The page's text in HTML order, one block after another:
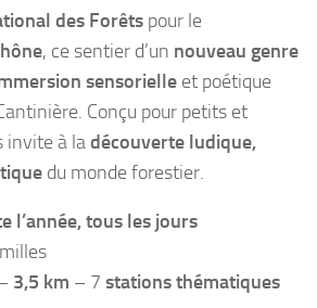
des Forêts pour le
, ce sentier d’un nouveau genre
sensorielle et poétique
Conçu pour petits et
invite à ladécouverte ludique,
du monde forestier.
l’année, tous les jours
3,5 km – 7stations thématiques